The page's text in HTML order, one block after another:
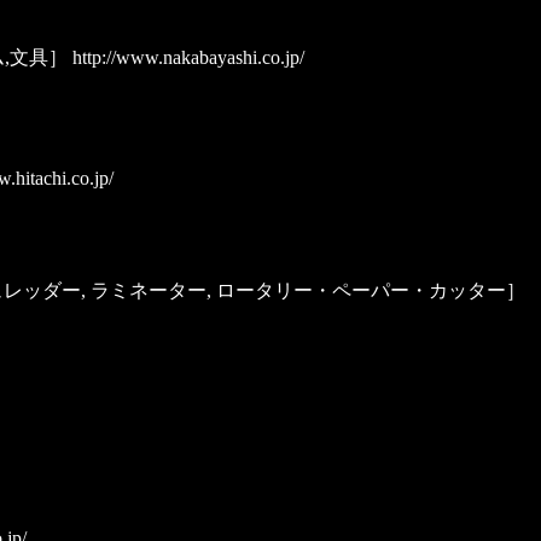
具］ http://www.nakabayashi.co.jp/
ッダー, ラミネーター, ロータリー・ペーパー・カッター］